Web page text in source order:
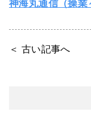
神海丸通信（操業
＜ 古い記事へ